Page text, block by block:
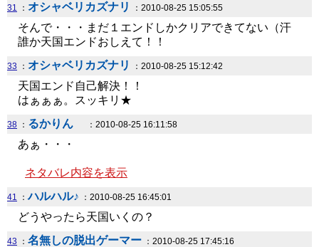
31 ： オシャベリカズナリ ：2010-08-25 15:05:55
そんで・・・まだ１エンドしかクリアできてない（汗
誰か天国エンドおしえて！！
33 ： オシャベリカズナリ ：2010-08-25 15:12:42
天国エンド自己解決！！
はぁぁぁ。スッキリ★
38 ： るかりん ：2010-08-25 16:11:58
あぁ・・・
ネタバレ内容を表示
41 ：ハルハル♪ ：2010-08-25 16:45:01
どうやったら天国いくの？
43 ： 名無しの脱出ゲーマー ：2010-08-25 17:45:16